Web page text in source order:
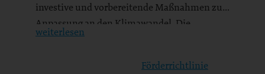
investive und vorbereitende Maßnahmen zur
Anpassung an den Klimawandel. Die
Antragstellung wurde nun
weiterlesen
Förderrichtlinie